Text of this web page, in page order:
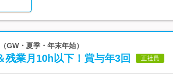
・夏季・年末年始）
業月10h以下！賞与年3回 正社員